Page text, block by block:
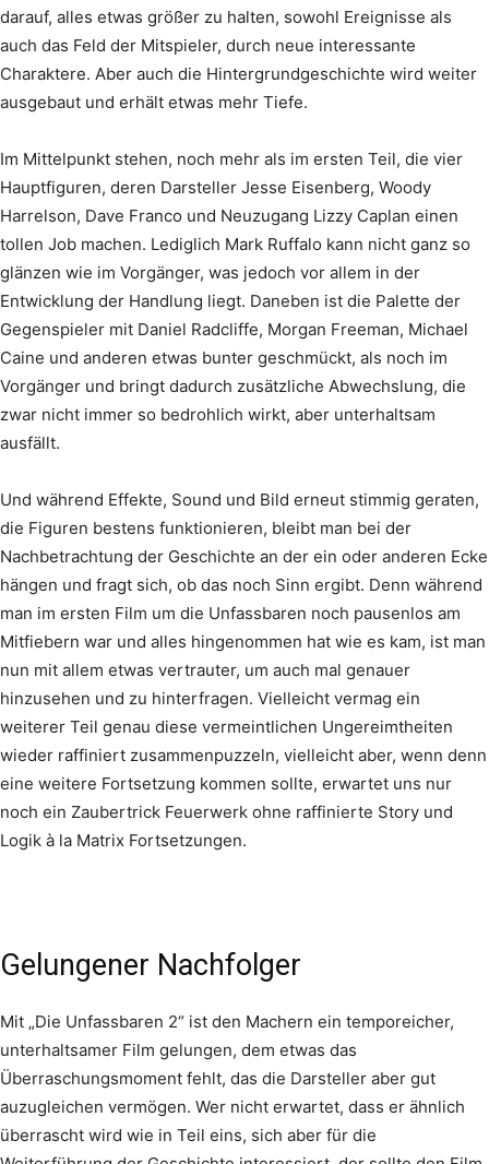
darauf, alles etwas größer zu halten, sowohl Ereignisse als
auch das Feld der Mitspieler, durch neue interessante
Charaktere. Aber auch die Hintergrundgeschichte wird weiter
ausgebaut und erhält etwas mehr Tiefe.
Im Mittelpunkt stehen, noch mehr als im ersten Teil, die vier
Hauptfiguren, deren Darsteller Jesse Eisenberg, Woody
Harrelson, Dave Franco und Neuzugang Lizzy Caplan einen
tollen Job machen. Lediglich Mark Ruffalo kann nicht ganz so
glänzen wie im Vorgänger, was jedoch vor allem in der
Entwicklung der Handlung liegt. Daneben ist die Palette der
Gegenspieler mit Daniel Radcliffe, Morgan Freeman, Michael
Caine und anderen etwas bunter geschmückt, als noch im
Vorgänger und bringt dadurch zusätzliche Abwechslung, die
zwar nicht immer so bedrohlich wirkt, aber unterhaltsam
ausfällt.
Und während Effekte, Sound und Bild erneut stimmig geraten,
die Figuren bestens funktionieren, bleibt man bei der
Nachbetrachtung der Geschichte an der ein oder anderen Ecke
hängen und fragt sich, ob das noch Sinn ergibt. Denn während
man im ersten Film um die Unfassbaren noch pausenlos am
Mitfiebern war und alles hingenommen hat wie es kam, ist man
nun mit allem etwas vertrauter, um auch mal genauer
hinzusehen und zu hinterfragen. Vielleicht vermag ein
weiterer Teil genau diese vermeintlichen Ungereimtheiten
wieder raffiniert zusammenpuzzeln, vielleicht aber, wenn denn
eine weitere Fortsetzung kommen sollte, erwartet uns nur
noch ein Zaubertrick Feuerwerk ohne raffinierte Story und
Logik à la Matrix Fortsetzungen.
Gelungener Nachfolger
Mit „Die Unfassbaren 2“ ist den Machern ein temporeicher,
unterhaltsamer Film gelungen, dem etwas das
Überraschungsmoment fehlt, das die Darsteller aber gut
auzugleichen vermögen. Wer nicht erwartet, dass er ähnlich
überrascht wird wie in Teil eins, sich aber für die